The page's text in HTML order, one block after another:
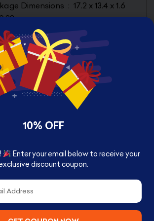
Package Dimensions ‏ : ‎ 17.2 x 13.4 x 1.6
g
Tony Scott
Media Format ‏ : ‎ Blu-ray, PAL
Run time ‏ : ‎1 hour and 34 minutes
Actors ‏ : ‎Denzel Washington, Chris
Rosario Dawson, Ethan Suplee,
Dunn
French, German, Russian
Subtitles: ‏ : ‎German, Norwegian,
Latvian, Ukrainian,Arabic
Scott, Julie Yorn, Alex Young
10% OFF
Enter your email below to receive your
discount coupon.